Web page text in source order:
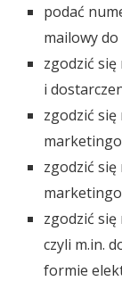
podać
mailowy
zgodzić
i
zgodzić
zgodzić
zgodzić się
czyli m.in.
formie